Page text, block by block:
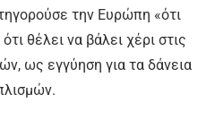
την Ευρώπη «ότι
θέλει να βάλει χέρι στις
ως εγγύηση για τα δάνεια